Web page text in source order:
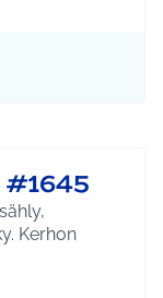
ja liikenne
Kerhon